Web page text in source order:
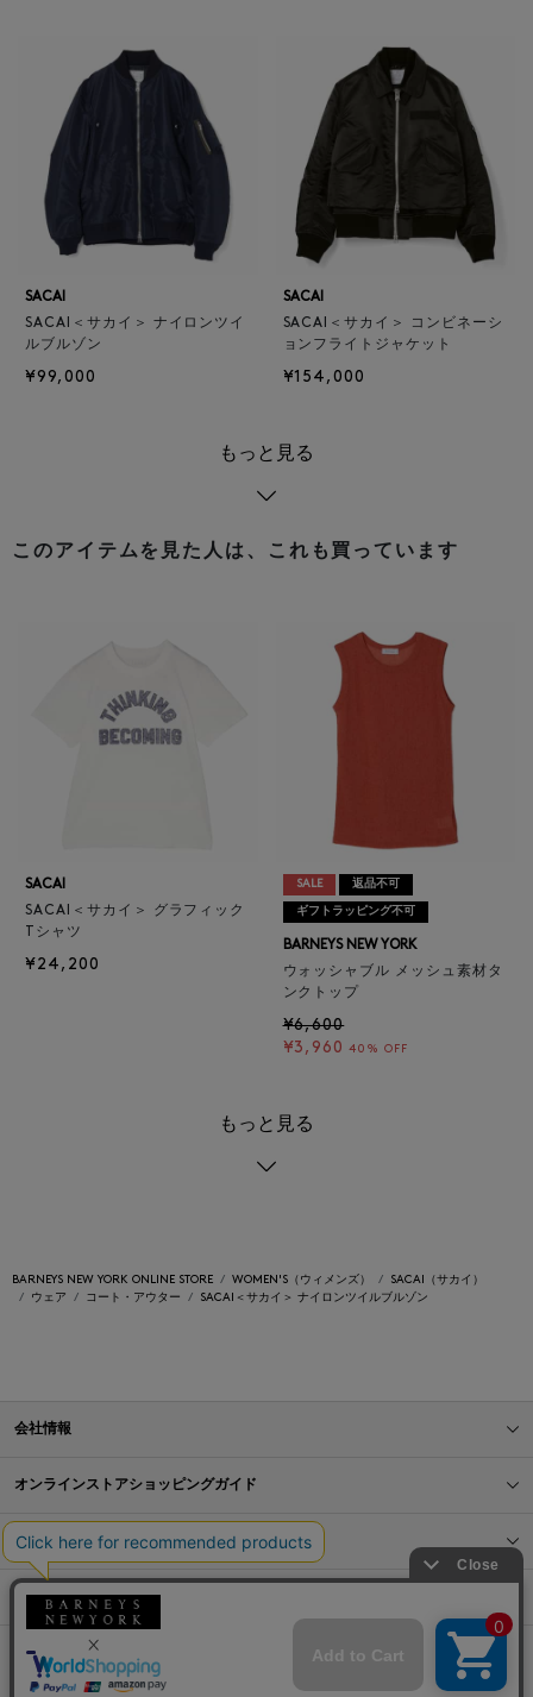
SACAI
SACAI＜サカイ＞ ナイロンツイ
ルブルゾン
¥99,000
SACAI
SACAI＜サカイ＞ コンビネーシ
ョンフライトジャケット
¥154,000
もっと見る
このアイテムを見た人は、これも買っています
SACAI
SACAI＜サカイ＞ グラフィック
Tシャツ
¥24,200
SALE 返品不可
ギフトラッピング不可
BARNEYS NEW YORK
ウォッシャブル メッシュ素材タ
ンクトップ
¥6,600
¥3,960 40% OFF
もっと見る
BARNEYS NEW YORK ONLINE STORE WOMEN'S（ウィメンズ）
SACAI（サカイ）
ウェア
コート・アウター SACAI＜サカイ＞ ナイロンツイルブルゾン
会社情報
オンラインストアショッピングガイド
店舗情報
サービス
BLOG